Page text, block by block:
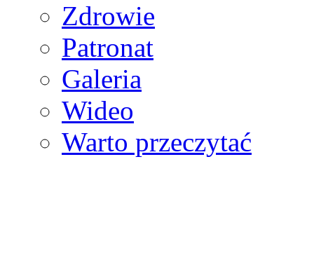
Zdrowie
Patronat
Galeria
Wideo
Warto przeczytać